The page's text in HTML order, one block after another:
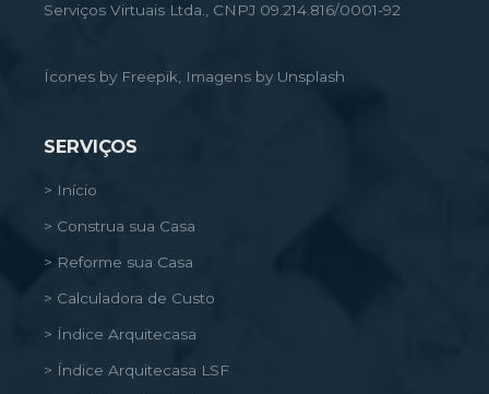
Serviços Virtuais Ltda., CNPJ 09.214.816/0001-92
Ícones by Freepik, Imagens by Unsplash
SERVIÇOS
> Início
> Construa sua Casa
> Reforme sua Casa
> Calculadora de Custo
> Índice Arquitecasa
> Índice Arquitecasa LSF